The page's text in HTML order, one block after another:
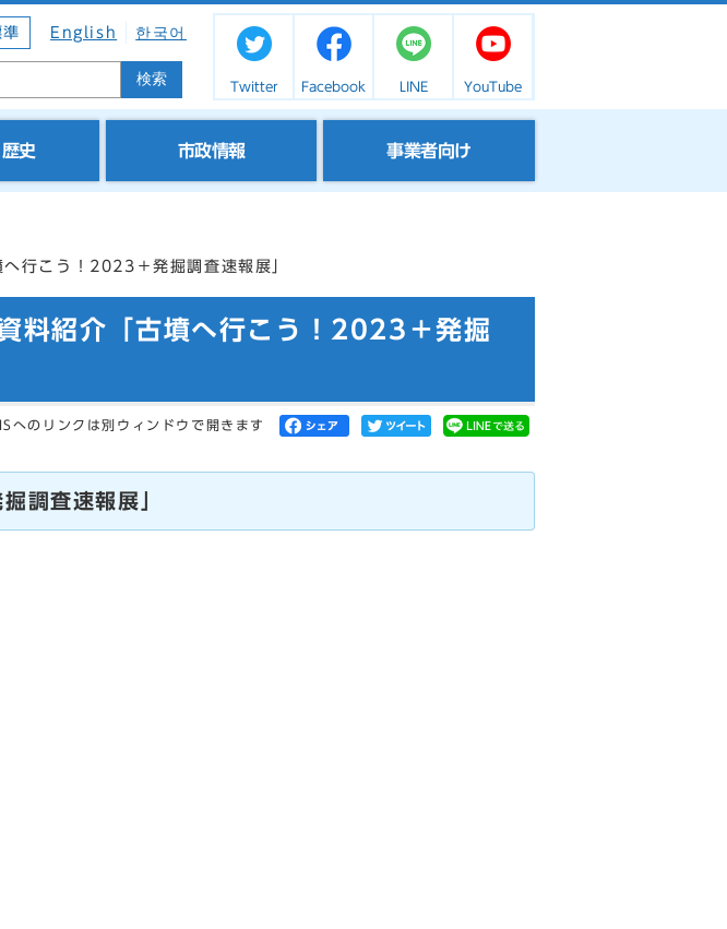
準 English 한국어
検索 Twitter Facebook LINE YouTube
史 市政情報 事業者向け
行こう！2023＋発掘調査速報展」
料紹介「古墳へ行こう！2023＋発掘
へのリンクは別ウィンドウで開きます
調査速報展」